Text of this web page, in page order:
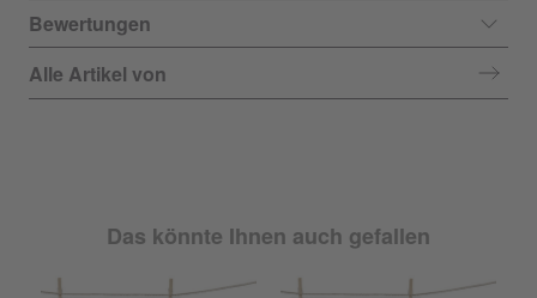
Bewertungen
Alle Artikel von
Das könnte Ihnen auch gefallen